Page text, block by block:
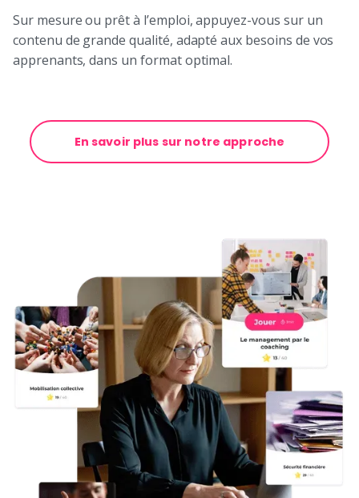
Sur mesure ou prêt à l’emploi, appuyez-vous sur un
contenu de grande qualité, adapté aux besoins de vos
apprenants, dans un format optimal.
En savoir plus sur notre approche